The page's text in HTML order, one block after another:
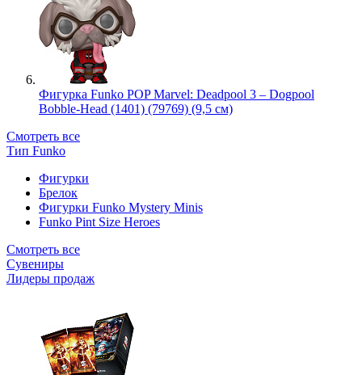
Фигурка Funko POP Marvel: Deadpool 3 – Dogpool
Bobble-Head (1401) (79769) (9,5 см)
Смотреть все
Тип Funko
Фигурки
Брелок
Фигурки Funko Mystery Minis
Funko Pint Size Heroes
Смотреть все
Сувениры
Лидеры продаж